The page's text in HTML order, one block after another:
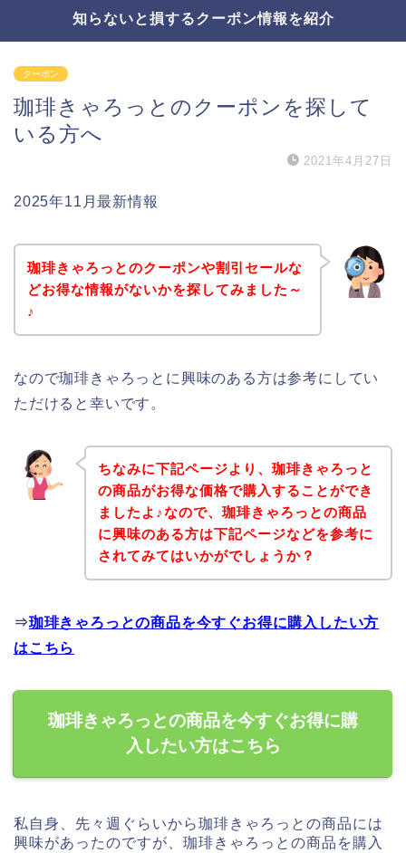
知らないと損するクーポン情報を紹介
クーポン
珈琲きゃろっとのクーポンを探して
いる方へ
2021年4月27日
2025年11月最新情報
珈琲きゃろっとのクーポンや割引セールな
どお得な情報がないかを探してみました～
♪
なので珈琲きゃろっとに興味のある方は参考にしてい
ただけると幸いです。
ちなみに下記ページより、珈琲きゃろっと
の商品がお得な価格で購入することができ
ましたよ♪なので、珈琲きゃろっとの商品
に興味のある方は下記ページなどを参考に
されてみてはいかがでしょうか？
⇒珈琲きゃろっとの商品を今すぐお得に購入したい方
はこちら
珈琲きゃろっとの商品を今すぐお得に購
入したい方はこちら
私自身、先々週ぐらいから珈琲きゃろっとの商品には
興味があったのですが、珈琲きゃろっとの商品を購入